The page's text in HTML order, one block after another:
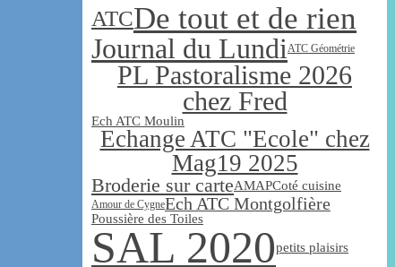
ATCDe tout et de rien
Journal du Lundi ATC Géométrie
PL Pastoralisme 2026
chez Fred
Ech ATC Moulin
Echange ATC "Ecole" chez
Mag19 2025
Broderie sur carteAMAPCoté cuisine
Amour de CygneEch ATC Montgolfière
Poussière des Toiles
SAL 2020petits plaisirs